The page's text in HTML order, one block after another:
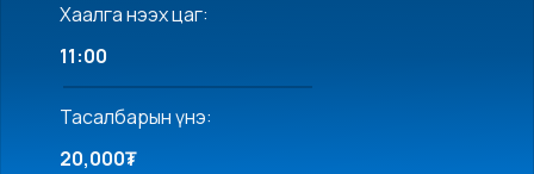
Хаалга нээх цаг:
11:00
Тасалбарын үнэ:
20,000₮